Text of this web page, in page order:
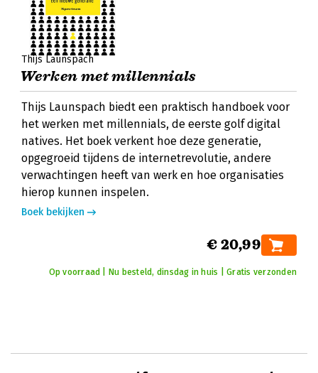
Thijs Launspach
Werken met millennials
Thijs Launspach biedt een praktisch handboek voor
het werken met millennials, de eerste golf digital
natives. Het boek verkent hoe deze generatie,
opgegroeid tijdens de internetrevolutie, andere
verwachtingen heeft van werk en hoe organisaties
hierop kunnen inspelen.
Boek bekijken
€ 20,99
Op voorraad | Nu besteld, dinsdag in huis | Gratis verzonden